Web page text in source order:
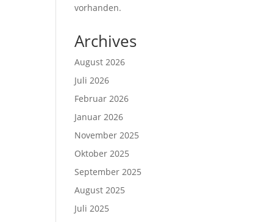
vorhanden.
Archives
August 2026
Juli 2026
Februar 2026
Januar 2026
November 2025
Oktober 2025
September 2025
August 2025
Juli 2025